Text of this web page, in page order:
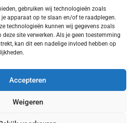
gebruiken wij technologieën zoals
apparaat op te slaan en/of te raadplegen.
technologieën kunnen wij gegevens zoals
site verwerken. Als je geen toestemming
kan dit een nadelige invloed hebben op
Accepteren
Weigeren
verzorgen het nieuws
Met als hoofdplaats